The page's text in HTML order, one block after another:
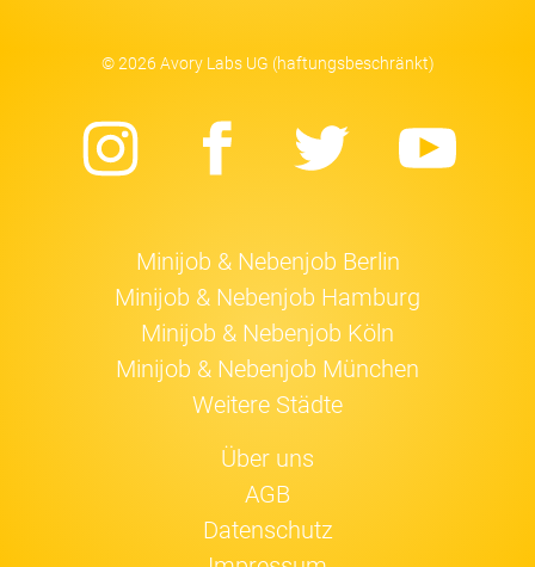
© 2026 Avory Labs UG (haftungsbeschränkt)
Instagram
Facebook
Twitter
Minijob & Nebenjob Berlin
Minijob & Nebenjob Hamburg
Minijob & Nebenjob Köln
Minijob & Nebenjob München
Weitere Städte
Über uns
AGB
Datenschutz